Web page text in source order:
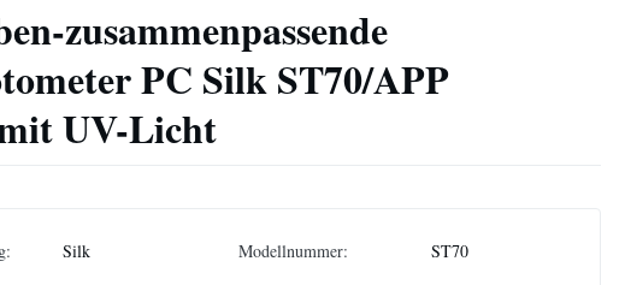
zusammenpassende
PC Silk ST70/APP
UV-Licht
Silk Modellnummer: ST70